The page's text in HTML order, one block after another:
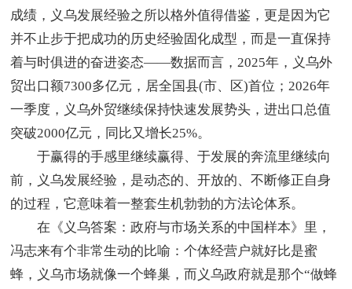
成绩，义乌发展经验之所以格外值得借鉴，更是因为它
并不止步于把成功的历史经验固化成型，而是一直保持
着与时俱进的奋进姿态——数据而言，2025年，义乌外
贸出口额7300多亿元，居全国县(市、区)首位；2026年
一季度，义乌外贸继续保持快速发展势头，进出口总值
突破2000亿元，同比又增长25%。
于赢得的手感里继续赢得、于发展的奔流里继续向
前，义乌发展经验，是动态的、开放的、不断修正自身
的过程，它意味着一整套生机勃勃的方法论体系。
在《义乌答案：政府与市场关系的中国样本》里，
冯志来有个非常生动的比喻：个体经营户就好比是蜜
蜂，义乌市场就像一个蜂巢，而义乌政府就是那个“做蜂